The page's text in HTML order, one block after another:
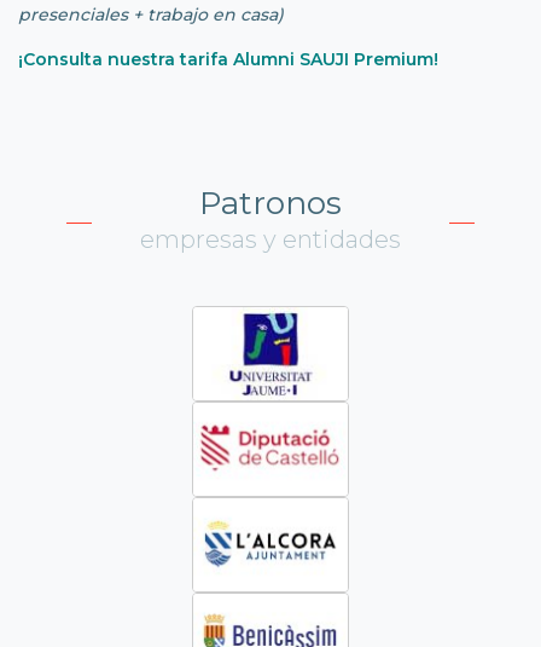
presenciales + trabajo en casa)
¡Consulta nuestra tarifa Alumni SAUJI Premium!
Patronos
empresas y entidades